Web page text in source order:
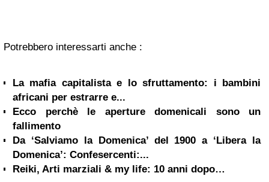
Potrebbero interessarti anche :
La mafia capitalista e lo sfruttamento: i bambini
africani per estrarre e...
Ecco perchè le aperture domenicali sono un
fallimento
Da ‘Salviamo la Domenica’ del 1900 a ‘Libera la
Domenica’: Confesercenti:...
Reiki, Arti marziali & my life: 10 anni dopo…